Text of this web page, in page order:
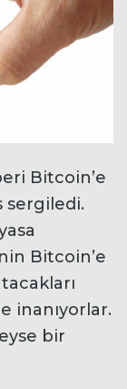
Bitcoin’e
sergiledi.
Bitcoin’e
inanıyorlar.
bir